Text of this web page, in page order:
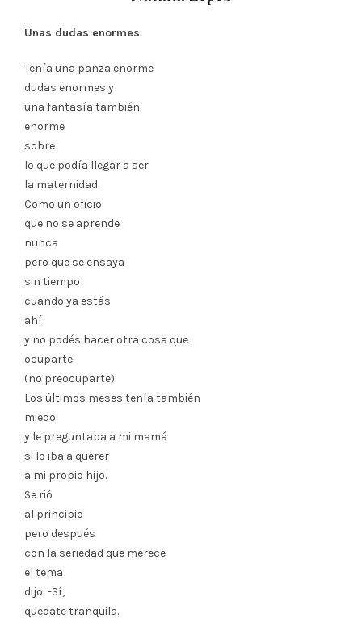
Unas dudas enormes
Tenía una panza enorme
dudas enormes y
una fantasía también
enorme
sobre
lo que podía llegar a ser
la maternidad.
Como un oficio
que no se aprende
nunca
pero que se ensaya
sin tiempo
cuando ya estás
ahí
y no podés hacer otra cosa que
ocuparte
(no preocuparte).
Los últimos meses tenía también
miedo
y le preguntaba a mi mamá
si lo iba a querer
a mi propio hijo.
Se rió
al principio
pero después
con la seriedad que merece
el tema
dijo: -Sí,
quedate tranquila.